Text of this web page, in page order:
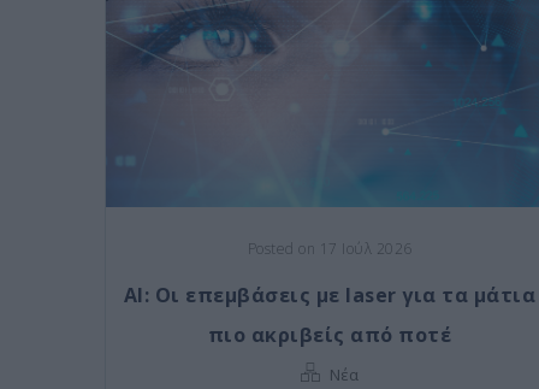
Posted on 17 Ιούλ 2026
AI: Οι επεμβάσεις με laser για τα μάτια
πιο ακριβείς από ποτέ
Νέα